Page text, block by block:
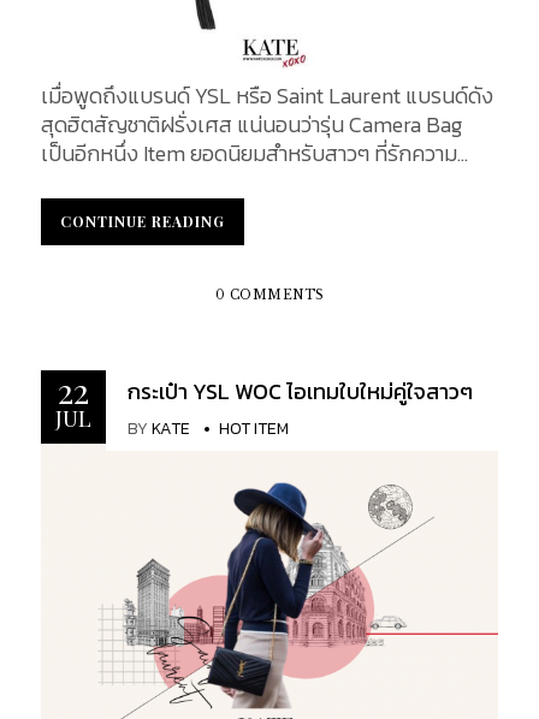
เมื่อพูดถึงแบรนด์ YSL หรือ Saint Laurent แบรนด์ดัง
สุดฮิตสัญชาติฝรั่งเศส แน่นอนว่ารุ่น Camera Bag
เป็นอีกหนึ่ง Item ยอดนิยมสำหรับสาวๆ ที่รักความ
เรื่องการออกแบบกระเป๋า ที่สามารถนำออกมาใช้ได้ใน
ทุกโอกาส อีกทั้งยังมีความปราณีต ดูผู้ดีในแบบฉบับ
และคล่องตัว ในใบเดียว ดังนั้น ในบทความนี้จะมาเจาะ
Design : ด้านหน้าของกระเป๋า Material : ในรุ่น (LOU
Camera Bag In Quilted Leather) วัสดุที่นำมาผลิต
กระเป๋ามีหลายชนิด ได้แก่ หนังลูกวัว (Calfskin
อีกประเภทที่นำมาผลิต คือ หนังแกะ (Lambskin) มี
คุณสมบัติเป็นหนังนิ่ม นุ่มมือ ทนทาน พอลิเอไมด์
(Polyamide) หรือไนลอน (Nylon) มีคุณสมบัติทนทาน
เหนียว แต่ยังคง ยืดหยุ่นและคืนตัวได้ค่อนข้างดี และผ้า
วิสโคส 50% (Viscose 50%) มีคุณสมบัติ เส้นด้ายมี
ความหนืดสูง Stitching : การเย็บเป็นลักษณะของเย็บ
ฟูก เย็บลาย Chevron ลักษณะเหมือนลูกศรทแยงมุม
มลง ฝีเข็มแราณีต ละเอียดอ่อน...
CONTINUE READING
CONTINUE READING
0 COMMENTS
22
JUL
กระเป๋า YSL WOC ไอเทมใบใหม่คู่ใจสาวๆ
BYKATE HOT ITEM